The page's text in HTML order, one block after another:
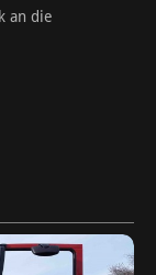
an die